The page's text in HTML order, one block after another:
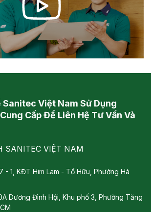
Việt Nam Sử Dụng
Cấp Để Liên Hệ Tư Vấn Và
SANITEC VIỆT NAM
- 1, KĐT Him Lam - Tố Hữu, Phường Hà
Dương Đình Hội, Khu phố 3, Phường Tăng